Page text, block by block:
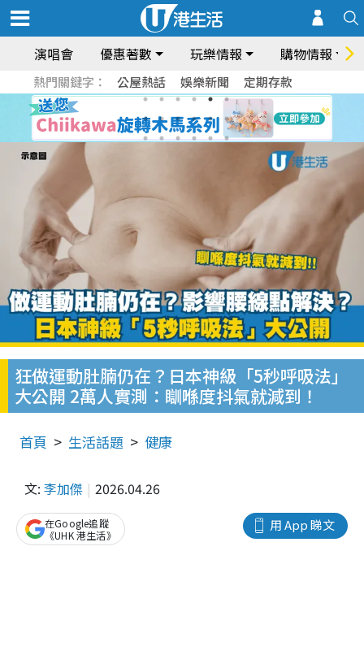
演唱會 優惠著數 玩樂情報 購物情報
熱門關鍵字： 公屋熱話 娛樂新聞 定期存款
狂做運動肚腩仍在？日本神級「5秒呼吸法」
大公開 2萬人實測：瞓喺度抖氣就減到！
首頁 生活話題 健康
文: 李加傑 2026.04.26
用 App 睇文
在Google追蹤
《UHK 港生活》